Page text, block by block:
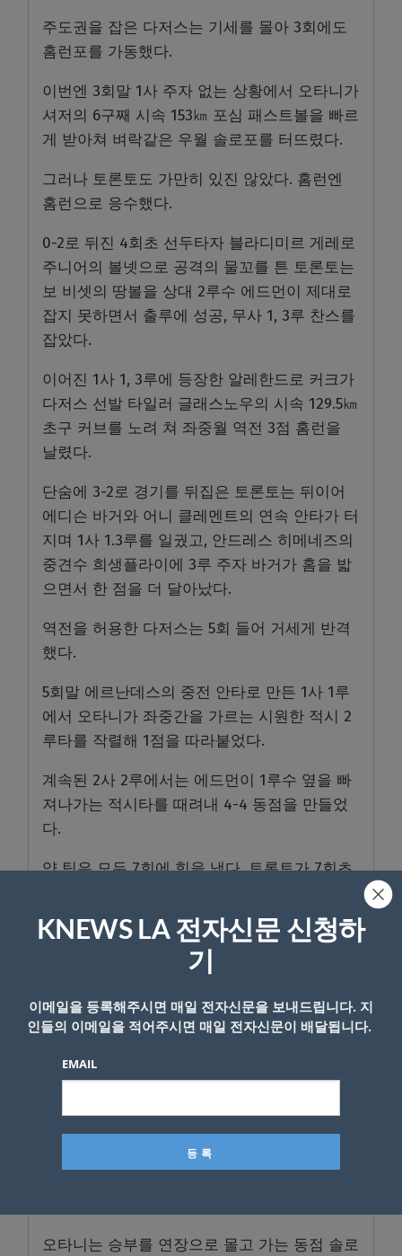
주도권을 잡은 다저스는 기세를 몰아 3회에도
홈런포를 가동했다.
이번엔 3회말 1사 주자 없는 상황에서 오타니가
셔저의 6구째 시속 153㎞ 포심 패스트볼을 빠르
게 받아쳐 벼락같은 우월 솔로포를 터뜨렸다.
그러나 토론토도 가만히 있진 않았다. 홈런엔
홈런으로 응수했다.
0-2로 뒤진 4회초 선두타자 블라디미르 게레로
주니어의 볼넷으로 공격의 물꼬를 튼 토론토는
보 비셋의 땅볼을 상대 2루수 에드먼이 제대로
잡지 못하면서 출루에 성공, 무사 1, 3루 찬스를
잡았다.
이어진 1사 1, 3루에 등장한 알레한드로 커크가
다저스 선발 타일러 글래스노우의 시속 129.5㎞
초구 커브를 노려 쳐 좌중월 역전 3점 홈런을
날렸다.
단숨에 3-2로 경기를 뒤집은 토론토는 뒤이어
에디슨 바거와 어니 클레멘트의 연속 안타가 터
지며 1사 1.3루를 일궜고, 안드레스 히메네즈의
중견수 희생플라이에 3루 주자 바거가 홈을 밟
으면서 한 점을 더 달아났다.
역전을 허용한 다저스는 5회 들어 거세게 반격
했다.
5회말 에르난데스의 중전 안타로 만든 1사 1루
에서 오타니가 좌중간을 가르는 시원한 적시 2
루타를 작렬해 1점을 따라붙었다.
계속된 2사 2루에서는 에드먼이 1루수 옆을 빠
져나가는 적시타를 때려내 4-4 동점을 만들었
다.
양 팀은 모두 7회에 힘을 냈다. 토론토가 7회초
7회초 토론토는 게레로 주니어의 안타로 2사 1
루를 만든 뒤 비셋의 적시타가 터져 5-4를 리드
하지만 리드는 잠시뿐이었다. 7회말 1사 주자
세란토니 도밍게스를 상대로 동점 솔로포를 폭
모든 불펜을 총동원하는 총력전을 펼치며 연장
전까지 승부를 몰고 갔으나 18회말 프리먼이 끝
오타니는 승부를 연장으로 몰고 가는 동점 솔로
KNEWS LA 전자신문 신청하
기
이메일을 등록해주시면 매일 전자신문을 보내드립니다. 지
인들의 이메일을 적어주시면 매일 전자신문이 배달됩니다.
EMAIL